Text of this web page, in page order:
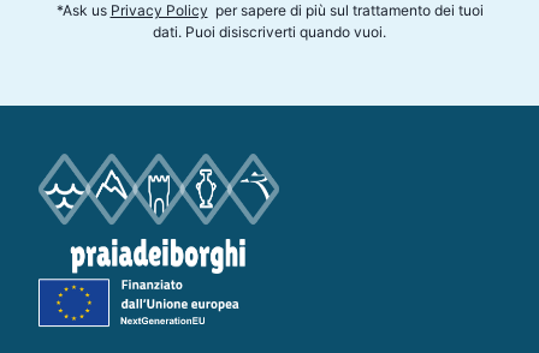
*Ask us Privacy Policy per sapere di più sul trattamento dei tuoi
dati. Puoi disiscriverti quando vuoi.